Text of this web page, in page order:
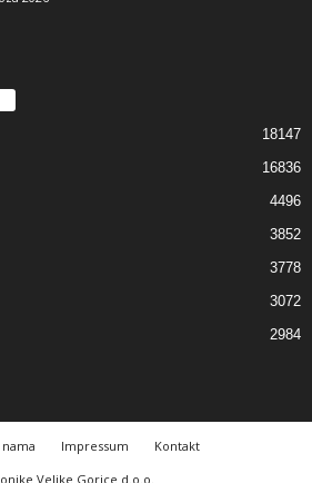
18147
16836
4496
3852
3778
3072
2984
nama Impressum
Kontakt
Velike Gorice d.o.o.